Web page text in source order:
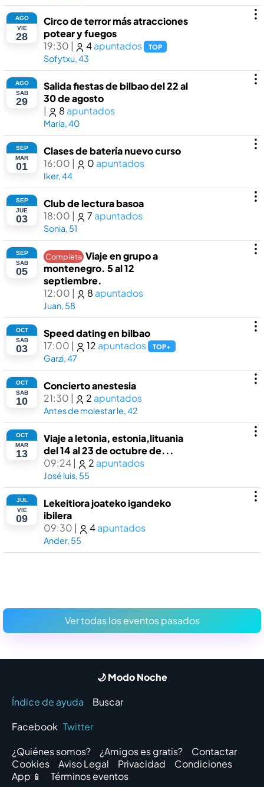
AGO
VIE
28
Circo de terror más atracciones
potear y fuegos
19:30 | 4apuntados TOP
Sofytxu, 43
AGO
SAB
29
Salida fiestas de bilbao del 22 al
30 de agosto
|
8 apuntados
Maria, 40
SEP
MAR
01
Clases de batería nuevo curso
16:00 | 0 apuntados
Iker, 44
SEP
JUE
03
Club de lectura basoa
18:00 | 7 apuntados
Sonia, 51
SEP
SAB
05
Completa Viaje en grupo a
montenegro. 5 al 12
septiembre.
12:00 | 8 apuntados
Juan, 58
OCT
SAB
03
Speed dating en bilbao
17:00 | 12 apuntados TOP+
Garzi, 47
OCT
SAB
10
Concierto anestesia
21:30 | 2 apuntados
Antes de molestar le, 42
OCT
MAR
13
Viaje a letonia, estonia,lituania
del 14 al 23 de octubre de...
09:24 | 2 apuntados
José luis, 55
JUL
VIE
09
Lekeitiora joateko igandeko
ibilera
09:30 | 4apuntados
Ander, 55
Ver todas los eventos pasados
🌙 Modo Noche
Índice de ayuda
Buscar
Facebook Twitter
¿Quiénes somos?
¿Amigos es gratis?
Contactar
Cookies
Aviso Legal Privacidad
Condiciones
App 📱
Términos eventos